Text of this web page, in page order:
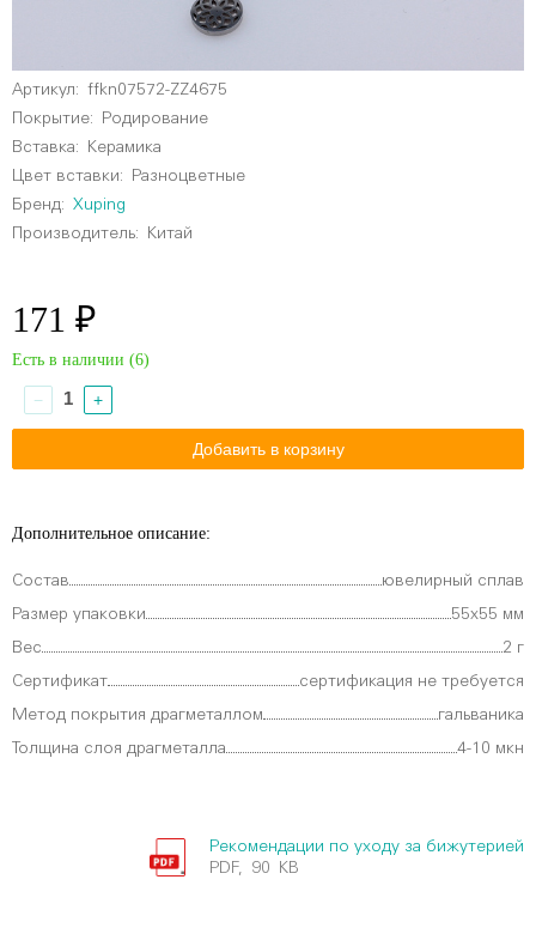
Артикул:
ffkn07572-ZZ4675
Покрытие: Родирование
Вставка: Керамика
Цвет вставки:
Разноцветные
Бренд:
Xuping
Производитель: Китай
171 ₽
Есть в наличии (6)
− +
Дополнительное описание:
Состав ювелирный сплав
Размер упаковки 55х55 мм
Вес 2 г
Сертификат сертификация не требуется
Метод покрытия драгметаллом гальваника
Толщина слоя драгметалла 4-10 мкн
Рекомендации по уходу за бижутерией
PDF, 90 KB